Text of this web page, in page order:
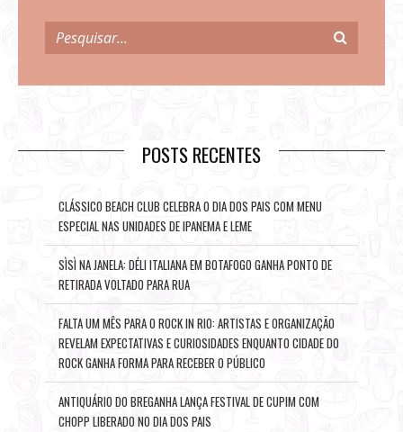
POSTS RECENTES
CLÁSSICO BEACH CLUB CELEBRA O DIA DOS PAIS COM MENU
ESPECIAL NAS UNIDADES DE IPANEMA E LEME
SÌSÌ NA JANELA: DÉLI ITALIANA EM BOTAFOGO GANHA PONTO DE
RETIRADA VOLTADO PARA RUA
FALTA UM MÊS PARA O ROCK IN RIO: ARTISTAS E ORGANIZAÇÃO
REVELAM EXPECTATIVAS E CURIOSIDADES ENQUANTO CIDADE DO
ROCK GANHA FORMA PARA RECEBER O PÚBLICO
ANTIQUÁRIO DO BREGANHA LANÇA FESTIVAL DE CUPIM COM
CHOPP LIBERADO NO DIA DOS PAIS